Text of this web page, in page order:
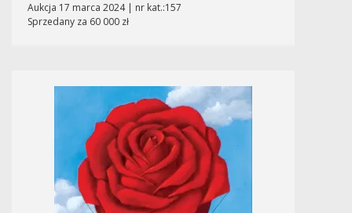
Aukcja 17 marca 2024 | nr kat.:157
Sprzedany za 60 000 zł